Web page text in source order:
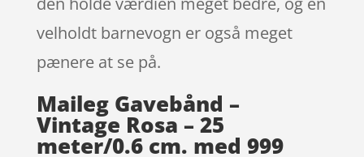
velholdt barnevogn er også meget
pænere at se på.
Maileg Gavebånd –
Vintage Rosa – 25
meter/0.6 cm. med 999